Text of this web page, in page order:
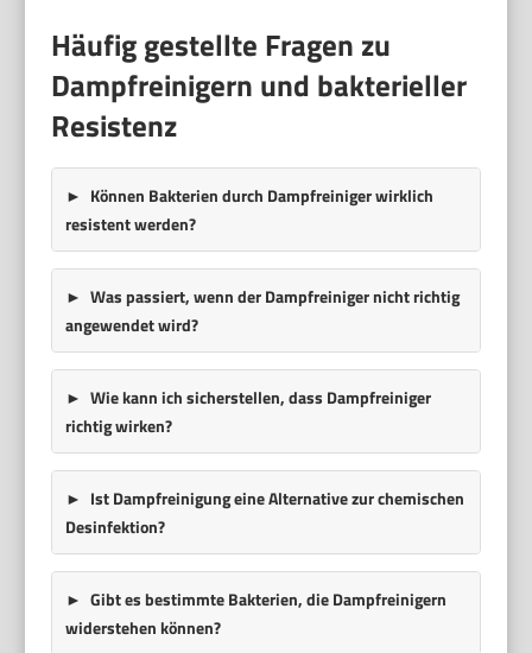
Häufig gestellte Fragen zu
Dampfreinigern und bakterieller
Resistenz
Können Bakterien durch Dampfreiniger wirklich
resistent werden?
Was passiert, wenn der Dampfreiniger nicht richtig
angewendet wird?
Wie kann ich sicherstellen, dass Dampfreiniger
richtig wirken?
Ist Dampfreinigung eine Alternative zur chemischen
Desinfektion?
Gibt es bestimmte Bakterien, die Dampfreinigern
widerstehen können?